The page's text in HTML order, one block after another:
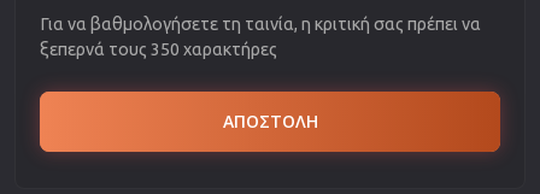
Για να βαθμολογήσετε τη ταινία, η κριτική σας πρέπει να
ξεπερνά τους 350 χαρακτήρες
ΑΠΟΣΤΟΛΗ